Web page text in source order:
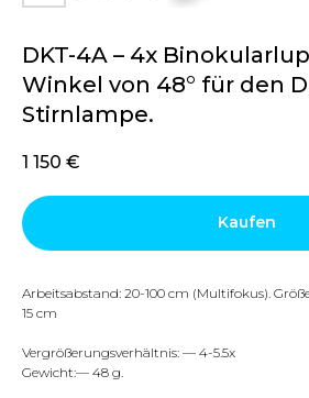
DKT-4A – 4x
Winkel von 48° für den
Stirnlampe.
1 150 €
Kaufen
Arbeitsabstand: 20-100 cm (Multifokus).
15 cm
Vergrößerungsverhältnis: — 4-5.5x
Gewicht:— 48 g.